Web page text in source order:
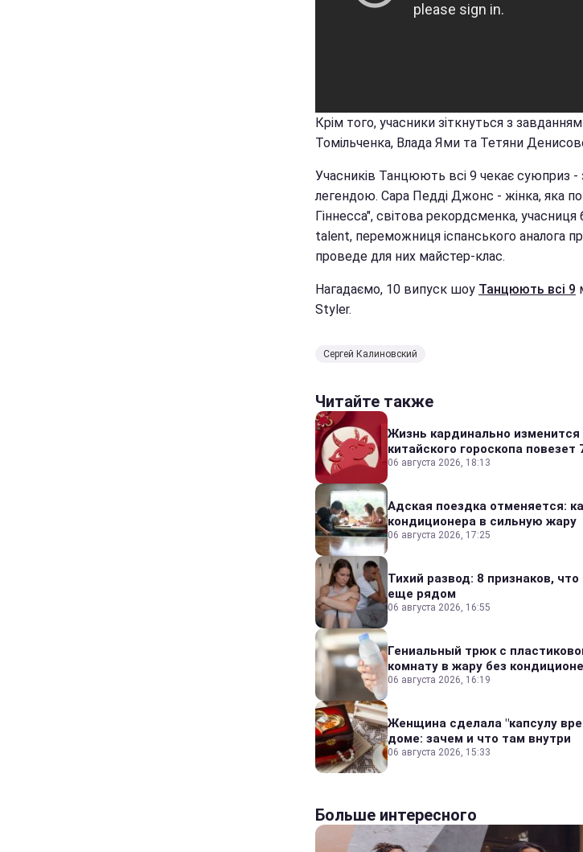
Крім того, учасники зіткнуться з
Томільченка, Влада Ями та Тетяни
Учасників Танцюють всі 9 чекає суюприз -
легендою. Сара Педді Джонс - жінка, яка
Гіннесса", світова рекордсменка, учасниця
talent, переможниця іспанського аналога
проведе для них майстер-клас.
Нагадаємо, 10 випуск шоу Танцюють всі 9
Styler.
Сергей Калиновский
Читайте также
Жизнь кардинально
китайского гороскопа повезет
06 августа 2026, 18:13
Адская поездка отменяется:
кондиционера в сильную жару
06 августа 2026, 17:25
Тихий развод: 8 признаков,
еще рядом
06 августа 2026, 16:55
Гениальный трюк с
комнату в жару без
06 августа 2026, 16:19
Женщина сделала "капсулу
доме: зачем и что там внутри
06 августа 2026, 15:33
Больше интересного